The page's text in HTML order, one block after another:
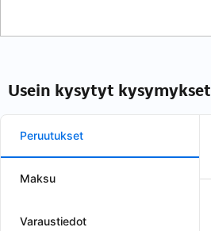
Usein kysytyt kysymykset
Peruutukset
Maksu
Varaustiedot